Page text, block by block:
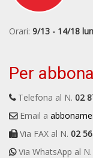
Orari: 9/13 - 14/18
Per
Telefona al N. 02
Email a
Via FAX al N. 02
Via WhatsApp al N.